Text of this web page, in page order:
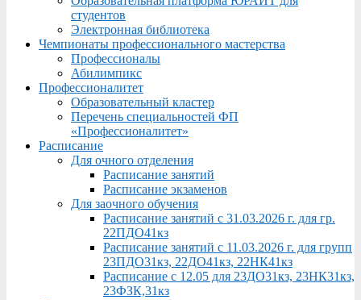
студентов
Электронная библиотека
Чемпионаты профессионального мастерства
Профессионалы
Абилимпикс
Профессионалитет
Образовательный кластер
Перечень специальностей ФП
«Профессионалитет»
Расписание
Для очного отделения
Расписание занятий
Расписание экзаменов
Для заочного обучения
Расписание занятий с 31.03.2026 г. для гр.
22ПДО41кз
Расписание занятий с 11.03.2026 г. для групп
23ПДО31кз, 22ДО41кз, 22НК41кз
Расписание с 12.05 для 23ДО31кз, 23НК31кз,
23ФЗК,31кз